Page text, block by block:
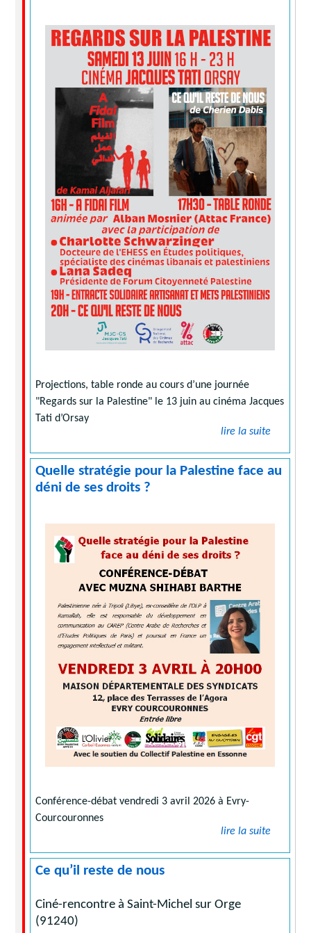
Projections, table ronde au cours d’une journée
"Regards sur la Palestine" le 13 juin au cinéma Jacques
Tati d’Orsay
lire la suite
Quelle stratégie pour la Palestine face au
déni de ses droits ?
Conférence-débat vendredi 3 avril 2026 à Evry-
Courcouronnes
lire la suite
Ce qu’il reste de nous
Ciné-rencontre à Saint-Michel sur Orge
(91240)